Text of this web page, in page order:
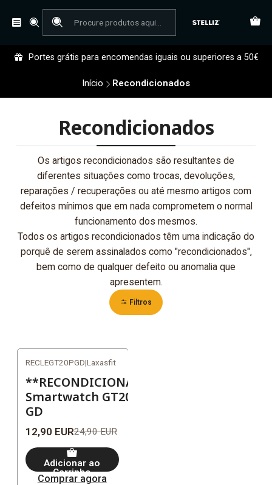
Portes grátis para encomendas iguais ou superiores a 50€
Início Recondicionados
Recondicionados
Os artigos recondicionados são resultantes de
diferentes situações como trocas, devoluções,
reparações / recuperações ou até mesmo artigos com
defeitos mínimos que em nada comprometem o normal
funcionamento dos mesmos.
Todos os artigos recondicionados têm uma indicação do
porquê de serem assinalados como "recondicionados",
bem como de qualquer defeito ou anomalia que
apresentem.
Filtros
Esgotado
RECLEGT20PGD|Laxasfit
**RECONDICIONADO**
Smartwatch GT20 Pro
GD
12,90 EUR24,90 EUR
Adicionar ao
Carrinho
Comprar agora